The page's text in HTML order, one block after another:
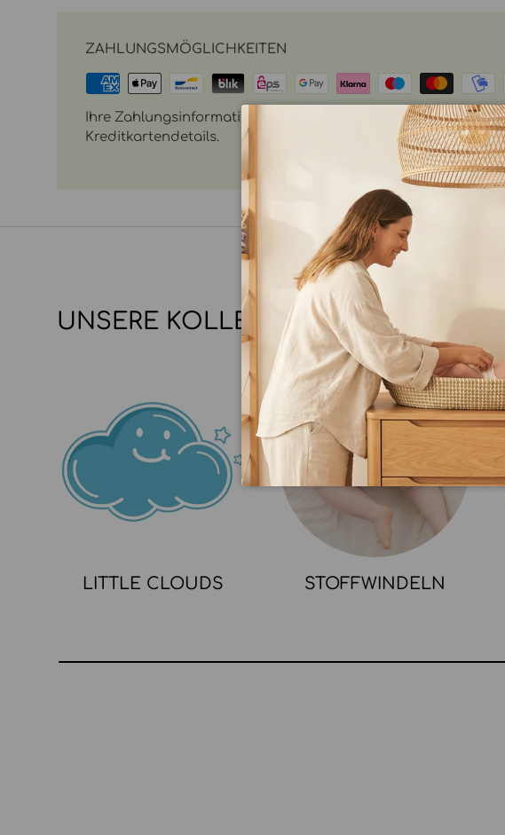
ZAHLUNGSMÖGLICHKEITEN
Ihre Zahlungsinformationen werden sicher verarbeitet. Wir
Kreditkartendetails.
UNSERE KOLLEKTIONEN
LITTLE CLOUDS STOFFWINDELN